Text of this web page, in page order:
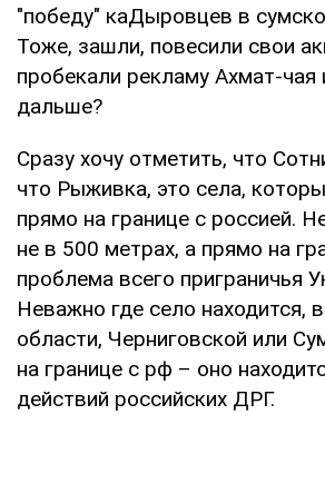
"победу" каДыровцев в
Тоже, зашли, повесили свои
пробекали рекламу Ахмат-чая
дальше?
Сразу хочу отметить, что
что Рыживка, это села,
прямо на границе с россией.
не в 500 метрах, а прямо на
проблема всего приграничья
Неважно где село находится,
области, Черниговской или
на границе с рф – оно
действий российских ДРГ.